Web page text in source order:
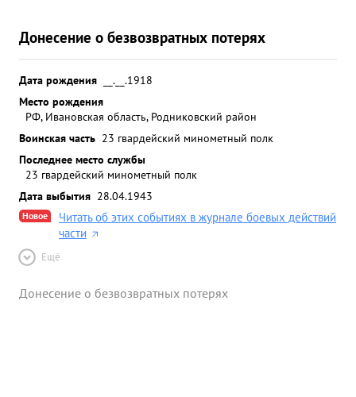
Донесение о безвозвратных потерях
Дата рождения
__.__.1918
Место рождения
РФ, Ивановская область, Родниковский район
Воинская часть 23 гвардейский минометный полк
Последнее место службы
23 гвардейский минометный полк
Дата выбытия 28.04.1943
Новое
Читать об этих событиях в журнале боевых действий
части
Ещё
Донесение о безвозвратных потерях